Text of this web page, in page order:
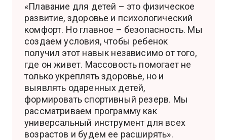
«Плавание для детей – это физическое
развитие, здоровье и психологический
комфорт. Но главное – безопасность. Мы
создаем условия, чтобы ребенок
получил этот навык независимо от того,
где он живет. Массовость помогает не
только укреплять здоровье, но и
выявлять одаренных детей,
формировать спортивный резерв. Мы
рассматриваем программу как
универсальный инструмент для всех
возрастов и будем ее расширять».